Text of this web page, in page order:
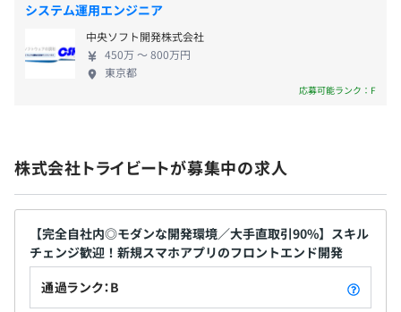
■パブリッククラウド：AWS、GCP、Azure
■その他：Slack、Notion、GitHub Copilot
接契約を結び、それらの企業のプロダクトやサービス、業
の活用による事業の成長や変革が課題となる中、当社は旧
来のシステムや開発手法にとらわれず、常に新しいアプロ
ーチを提供しています。
当社の役割は、単にソフトウェアを開発することに留まり
昇給：年1回（6月）
保険）
無期雇用
いても発揮できる機会がありません。「下請けの仕
事から脱却したい！」という方であれば、当社の環
境は非常に満足していただけると思います。なぜな
ら、お客様のために各エンジニアがリーダーシップ
ら、"顧客から頼られるパートナーへ"。エンジニア
としてのさらなるキャリアUPを目指したい方は、ぜ
ひご応募ください！
システム運用エンジニア
中央ソフト開発株式会社
450万 〜 800万円
東京都
応募可能ランク：F
株式会社トライビートが募集中の求人
【完全自社内◎モダンな開発環境／大手直取引90%】スキル
チェンジ歓迎！新規スマホアプリのフロントエンド開発
通過ランク：B